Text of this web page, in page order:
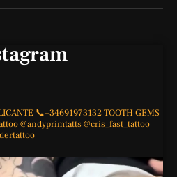
📞+34691973132TOOTH GEMS
@andyprimtatts @cris_fast_tattoo